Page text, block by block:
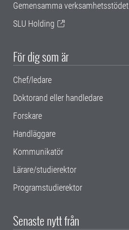
Gemensamma verksamhetsstödet
SLU Holding
För dig som är
Chef/ledare
Doktorand eller handledare
Forskare
Handläggare
Kommunikatör
Lärare/studierektor
Programstudierektor
Senaste nytt från